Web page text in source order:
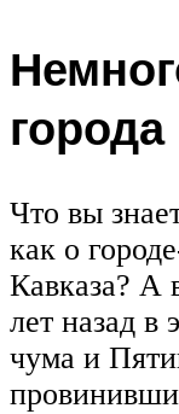
Что вы
как о
Кавказа? А
лет назад в
чума и